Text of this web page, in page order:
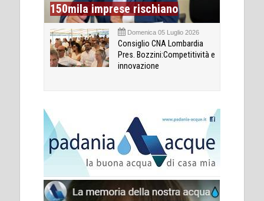
150mila imprese rischiano
Domenica 05 Luglio 2026
Consiglio CNA Lombardia
Pres. Bozzini:Competitività e
innovazione